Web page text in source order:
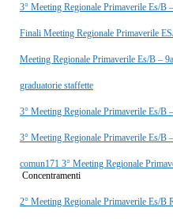
3° Meeting Regionale Primaverile Es/B
Finali Meeting Regionale Primaverile
Meeting Regionale Primaverile Es/B –
graduatorie staffette
3° Meeting Regionale Primaverile Es/B
3° Meeting Regionale Primaverile Es/B
comun171 3° Meeting Regionale
Concentramenti
2° Meeting Regionale Primaverile Es/B